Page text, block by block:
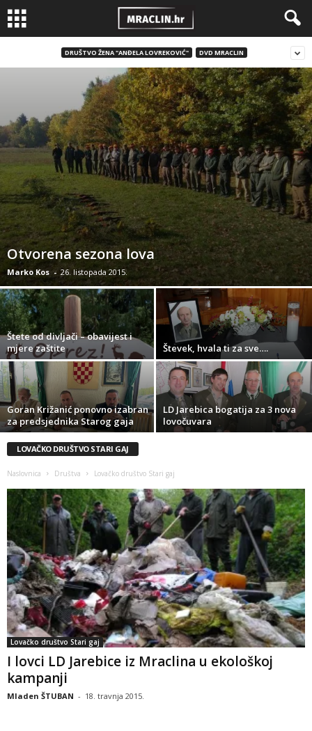
DRUŠTVO ŽENA "ANĐELA LOVREKOVIĆ" DVD MRACLIN
Otvorena sezona lova
Marko Kos - 26. listopada 2015.
Štete od divljači – obavijest i
mjere zaštite
Števek, hvala ti za sve….
Goran Križanić ponovno izabran
za predsjednika Starog gaja
LD Jarebica bogatija za 3 nova
lovočuvara
LOVAČKO DRUŠTVO STARI GAJ
Naslovnica Društva Lovačko društvo Stari gaj
Lovačko društvo Stari gaj
I lovci LD Jarebice iz Mraclina u ekološkoj
kampanji
Mladen ŠTUBAN - 18. travnja 2015.